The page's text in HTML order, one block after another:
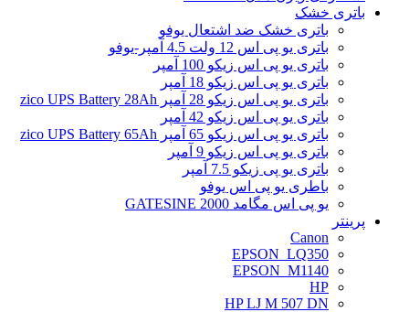
باتری خشک
باتری خشک ضد اشتعال یوفو
باتری یو پی اس 12 ولت 4.5 آمپر-یوفو
باتری یو پی اس زیکو 100 آمپر
باتری یو پی اس زیکو 18 آمپر
باتری یو پی اس زیکو 28 آمپر zico UPS Battery 28Ah
باتری یو پی اس زیکو 42 آمپر
باتری یو پی اس زیکو 65 آمپر zico UPS Battery 65Ah
باتری یو پی اس زیکو 9 آمپر
باتری یو پی زیکو 7.5 آمپر
باطری یو پی اس یوفو
یو پی اس مگامد GATESINE 2000
پرینتر
Canon
EPSON_LQ350
EPSON_M1140
HP
HP LJ M 507 DN